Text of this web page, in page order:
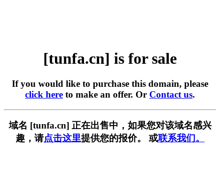
[tunfa.cn] is for sale
If you would like to purchase this domain, please
click here to make an offer. Or Contact us.
域名 [tunfa.cn] 正在出售中，如果您对该域名感兴
趣，请点击这里提供您的报价。 或联系我们。